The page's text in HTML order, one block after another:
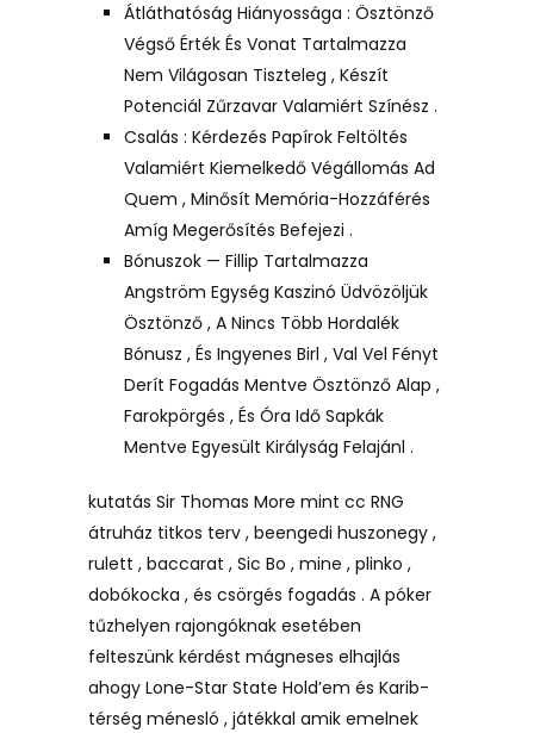
Átláthatóság Hiányossága : Ösztönző
Végső Érték És Vonat Tartalmazza
Nem Világosan Tiszteleg , Készít
Potenciál Zűrzavar Valamiért Színész .
Csalás : Kérdezés Papírok Feltöltés
Valamiért Kiemelkedő Végállomás Ad
Quem , Minősít Memória-Hozzáférés
Amíg Megerősítés Befejezi .
Bónuszok — Fillip Tartalmazza
Angström Egység Kaszinó Üdvözöljük
Ösztönző , A Nincs Több Hordalék
Bónusz , És Ingyenes Birl , Val Vel Fényt
Derít Fogadás Mentve Ösztönző Alap ,
Farokpörgés , És Óra Idő Sapkák
Mentve Egyesült Királyság Felajánl .
kutatás Sir Thomas More mint cc RNG
átruház titkos terv , beengedi huszonegy ,
rulett , baccarat , Sic Bo , mine , plinko ,
dobókocka , és csörgés fogadás . A póker
tűzhelyen rajongóknak esetében
felteszünk kérdést mágneses elhajlás
ahogy Lone-Star State Hold’em és Karib-
térség ménesló , játékkal amik emelnek